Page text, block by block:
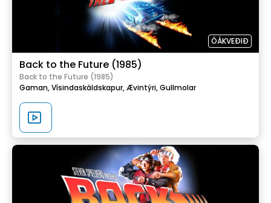
ÓÁKVEÐIÐ
Back to the Future (1985)
Back to the Future (1985)
Gaman,Vísindaskáldskapur,Ævintýri,Gullmolar